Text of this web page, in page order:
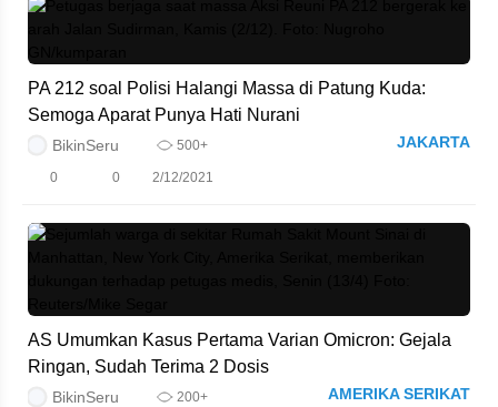
PA 212 soal Polisi Halangi Massa di Patung Kuda:
Semoga Aparat Punya Hati Nurani
BikinSeru 500+ JAKARTA
0 0 2/12/2021
AS Umumkan Kasus Pertama Varian Omicron: Gejala
Ringan, Sudah Terima 2 Dosis
BikinSeru 200+ AMERIKA SERIKAT